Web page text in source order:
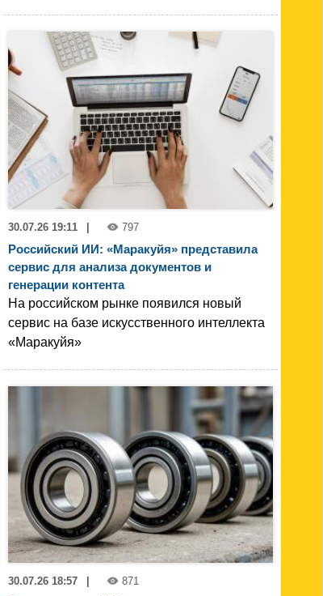
30.07.26 19:11 | 797
Российский ИИ: «Маракуйя» представила
сервис для анализа документов и
генерации контента
На российском рынке появился новый
сервис на базе искусственного интеллекта
«Маракуйя»
30.07.26 18:57 871